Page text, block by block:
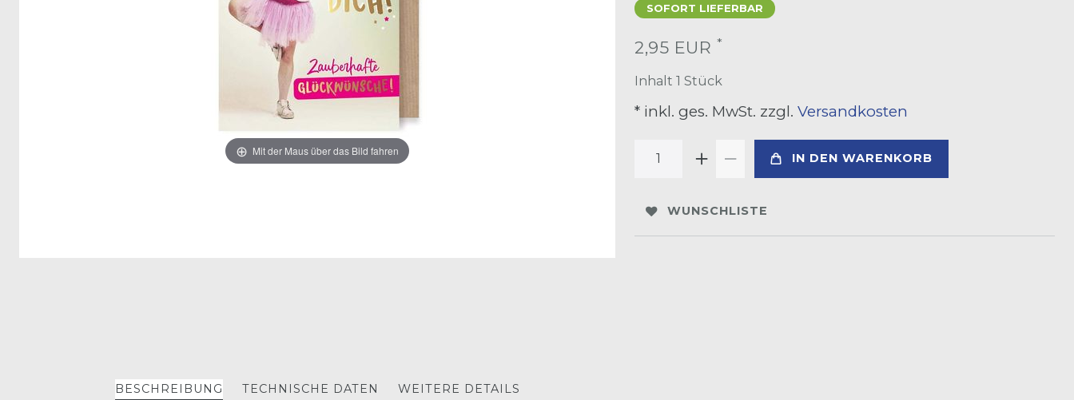
Mit der Maus über das Bild fahren
SOFORT LIEFERBAR
2,95 EUR *
Inhalt 1 Stück
* inkl. ges. MwSt. zzgl. Versandkosten
IN DEN WARENKORB
WUNSCHLISTE
BESCHREIBUNG TECHNISCHE DATEN WEITERE DETAILS